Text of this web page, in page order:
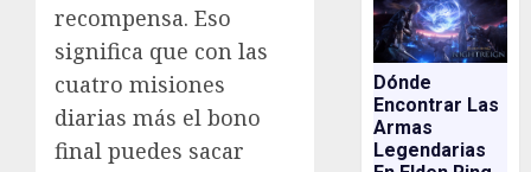
recompensa. Eso
significa que con las
cuatro misiones
diarias más el bono
final puedes sacar
Dónde
Encontrar Las
Armas
Legendarias